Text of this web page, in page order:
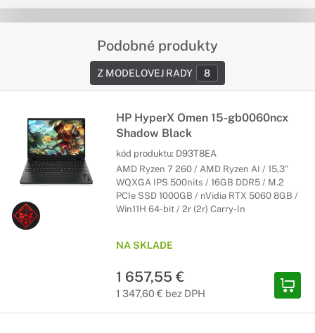
Podobné produkty
Z MODELOVEJ RADY 8
HP HyperX Omen 15-gb0060ncx
Shadow Black
kód produktu: D93T8EA
AMD Ryzen 7 260 / AMD Ryzen AI / 15,3"
WQXGA IPS 500nits / 16GB DDR5 / M.2
PCIe SSD 1000GB / nVidia RTX 5060 8GB /
Win11H 64-bit / 2r (2r) Carry-In
NA SKLADE
1 657,55 €
1 347,60 € bez DPH